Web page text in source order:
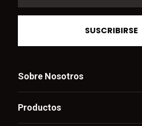
SUSCRIBIRSE
Sobre Nosotros
Productos